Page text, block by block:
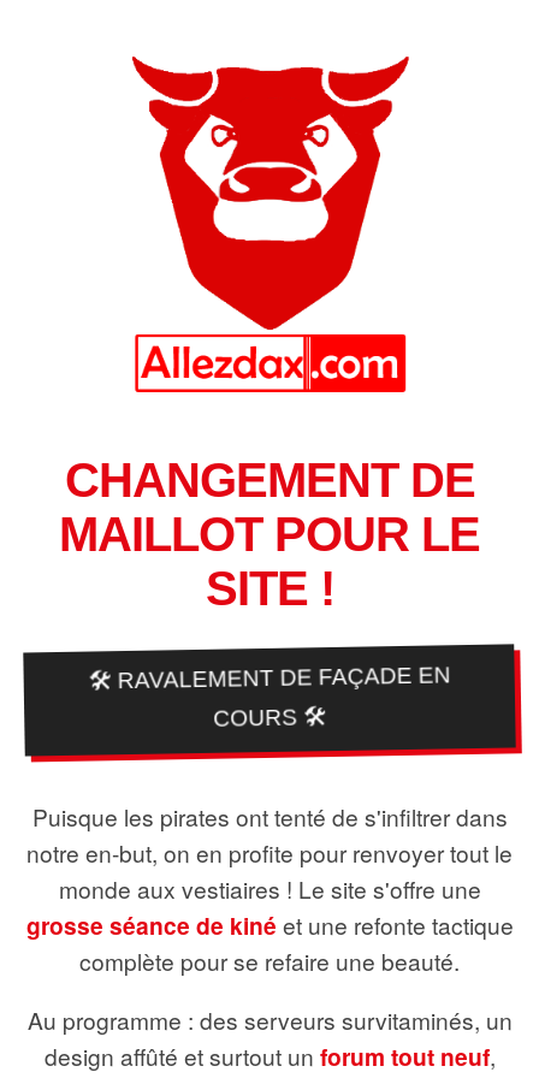
CHANGEMENT DE
MAILLOT POUR LE
SITE !
🛠️ RAVALEMENT DE FAÇADE EN
COURS 🛠️
Puisque les pirates ont tenté de s'infiltrer dans
notre en-but, on en profite pour renvoyer tout le
monde aux vestiaires ! Le site s'offre une
grosse séance de kiné et une refonte tactique
complète pour se refaire une beauté.
Au programme : des serveurs survitaminés, un
design affûté et surtout un forum tout neuf,